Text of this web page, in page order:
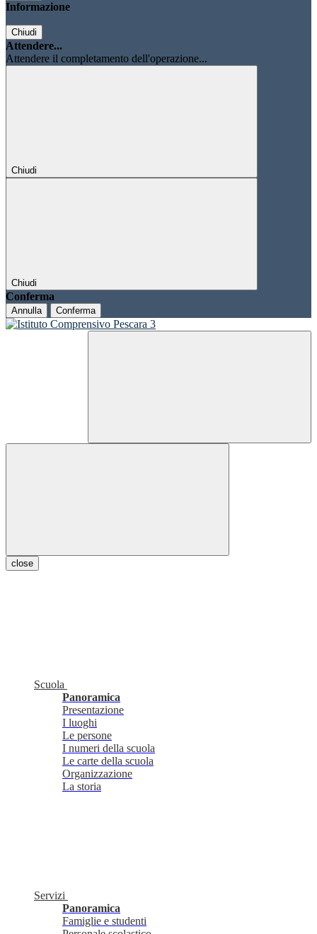
Informazione
Chiudi
Attendere...
Attendere il completamento dell'operazione...
Chiudi
Chiudi
Conferma
Annulla Conferma
close
Scuola
Panoramica
Presentazione
I luoghi
Le persone
I numeri della scuola
Le carte della scuola
Organizzazione
La storia
Servizi
Panoramica
Famiglie e studenti